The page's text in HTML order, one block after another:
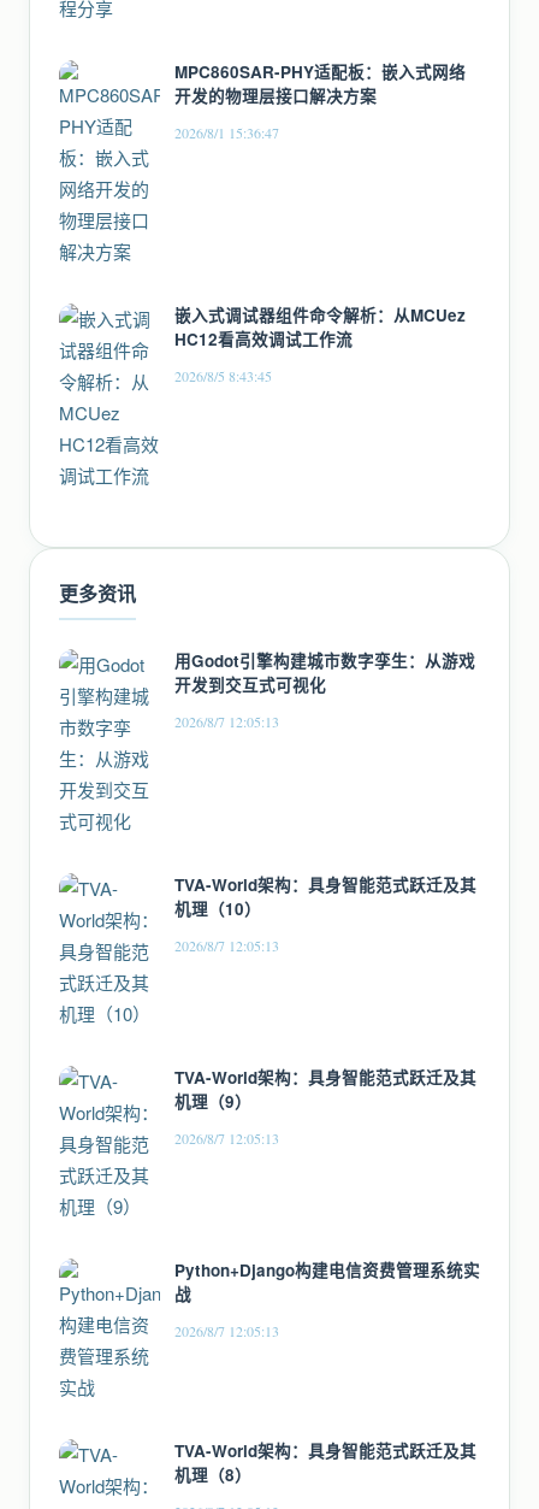
MPC860SAR-PHY适配板：嵌入式网络
开发的物理层接口解决方案
2026/8/1 15:36:47
嵌入式调试器组件命令解析：从MCUez
HC12看高效调试工作流
2026/8/5 8:43:45
更多资讯
用Godot引擎构建城市数字孪生：从游戏
开发到交互式可视化
2026/8/7 12:05:13
TVA-World架构：具身智能范式跃迁及其
机理（10）
2026/8/7 12:05:13
TVA-World架构：具身智能范式跃迁及其
机理（9）
2026/8/7 12:05:13
Python+Django构建电信资费管理系统实
战
2026/8/7 12:05:13
TVA-World架构：具身智能范式跃迁及其
机理（8）